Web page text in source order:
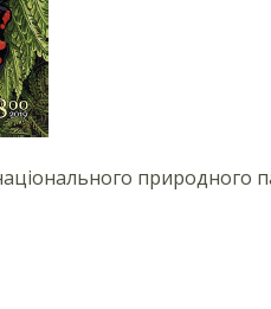
природного